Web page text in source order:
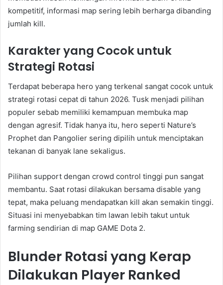
kompetitif, informasi map sering lebih berharga dibanding
jumlah kill.
Karakter yang Cocok untuk
Strategi Rotasi
Terdapat beberapa hero yang terkenal sangat cocok untuk
strategi rotasi cepat di tahun 2026. Tusk menjadi pilihan
populer sebab memiliki kemampuan membuka map
dengan agresif. Tidak hanya itu, hero seperti Nature’s
Prophet dan Pangolier sering dipilih untuk menciptakan
tekanan di banyak lane sekaligus.
Pilihan support dengan crowd control tinggi pun sangat
membantu. Saat rotasi dilakukan bersama disable yang
tepat, maka peluang mendapatkan kill akan semakin tinggi.
Situasi ini menyebabkan tim lawan lebih takut untuk
farming sendirian di map GAME Dota 2.
Blunder Rotasi yang Kerap
Dilakukan Player Ranked